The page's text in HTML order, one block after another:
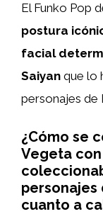
El Funko Pop
postura
facial
Saiyan que lo
personajes de
¿Cómo se
Vegeta
personajes
cuanto a